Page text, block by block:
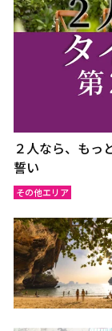
２人なら、もっ
誓い
その他エリア